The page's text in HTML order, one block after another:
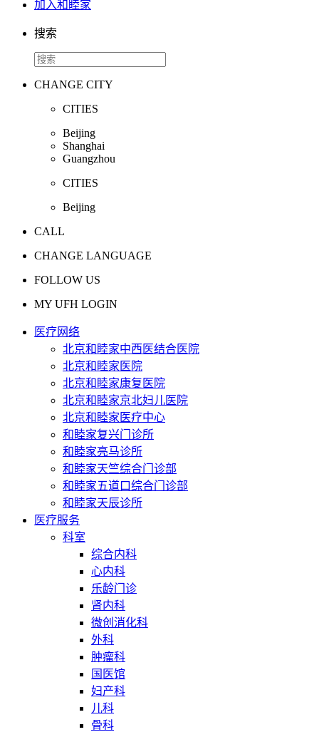
加入和睦家
搜索
CHANGE CITY
CITIES
Beijing
Shanghai
Guangzhou
CITIES
Beijing
CALL
CHANGE LANGUAGE
FOLLOW US
MY UFH LOGIN
医疗网络
北京和睦家中西医结合医院
北京和睦家医院
北京和睦家康复医院
北京和睦家京北妇儿医院
北京和睦家医疗中心
和睦家复兴门诊所
和睦家亮马诊所
和睦家天竺综合门诊部
和睦家五道口综合门诊部
和睦家天辰诊所
医疗服务
科室
综合内科
心内科
乐龄门诊
肾内科
微创消化科
外科
肿瘤科
国医馆
妇产科
儿科
骨科